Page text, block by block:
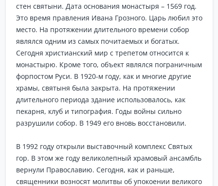
стен святыни. Дата основания монастыря – 1569 год.
Это время правления Ивана Грозного. Царь любил это
место. На протяжении длительного времени собор
являлся одним из самых почитаемых и богатых.
Сегодня христианский мир с трепетом относится к
монастырю. Кроме того, объект являлся пограничным
форпостом Руси. В 1920-м году, как и многие другие
храмы, святыня была закрыта. На протяжении
длительного периода здание использовалось, как
пекарня, клуб и типография. Годы войны сильно
разрушили собор. В 1949 его вновь восстановили.
В 1992 году открыли выставочный комплекс Святых
гор. В этом же году великолепный храмовый ансамбль
вернули Православию. Сегодня, как и раньше,
священники возносят молитвы об упокоении великого